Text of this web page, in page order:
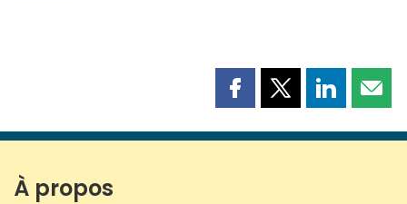
Partager
page
Partager
page
Partager
page page
À propos